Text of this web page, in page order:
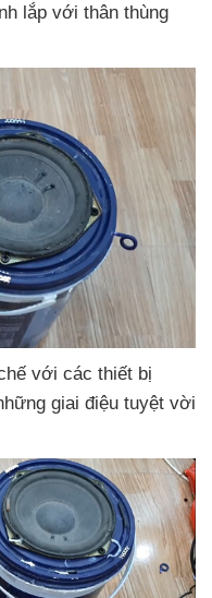
lắp với thân thùng
với các thiết bị
giai điệu tuyệt vời